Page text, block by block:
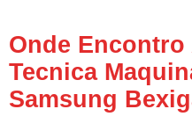
Onde
Tecnica
Samsung